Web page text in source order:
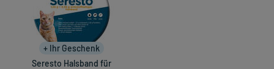
+ Ihr Geschenk
Seresto Halsband für